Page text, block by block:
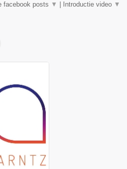
facebook posts ▼ Introductie video ▼